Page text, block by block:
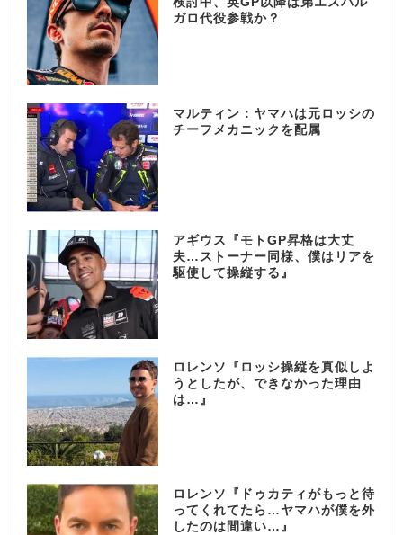
ガロ代役参戦か？
マルティン：ヤマハは元ロッシの
チーフメカニックを配属
アギウス『モトGP昇格は大丈
夫…ストーナー同様、僕はリアを
駆使して操縦する』
ロレンソ『ロッシ操縦を真似しよ
うとしたが、できなかった理由
は…』
ロレンソ『ドゥカティがもっと待
ってくれてたら…ヤマハが僕を外
したのは間違い…』